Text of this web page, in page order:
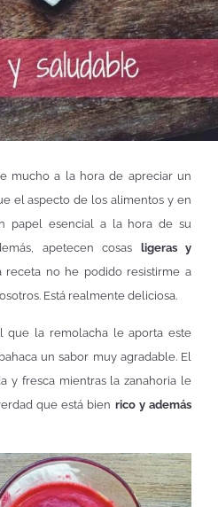
mucho a la hora de apreciar un
el aspecto de los alimentos y en
papel esencial a la hora de su
apetecen cosas ligeras y
receta no he podido resistirme a
Está realmente deliciosa.
que la remolacha le aporta este
un sabor muy agradable. El
y fresca mientras la zanahoria le
que está bien rico y además